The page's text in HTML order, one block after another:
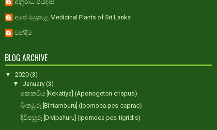
අනුරාධ පියදාස
අපේ ඔසුපැළ Medicinal Plants of Sri Lanka
චන්දිම
BLOG ARCHIVE
▼ 2020 (3)
▼ January (3)
කෙකටිය [Kekatiya] (Aponogeton crispus)
බිංතඹුරු [Bintamburu] (Ipomoea pes-caprae)
දිවිපහුරු [Divipahuru] (Ipomoea pes-tigridis)